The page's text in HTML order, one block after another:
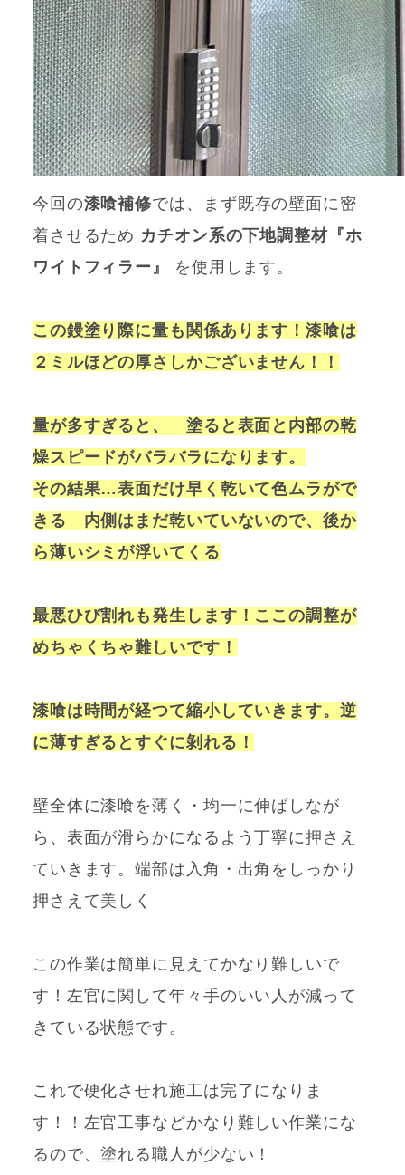
今回の漆喰補修では、まず既存の壁面に密
着させるため カチオン系の下地調整材『ホ
ワイトフィラー』
を使用します。
この鏝塗り際に量も関係あります！漆喰は
２ミルほどの厚さしかございません！！
量が多すぎると、 塗ると表面と内部の乾
燥スピードがバラバラになります。
その結果…表面だけ早く乾いて色ムラがで
きる 内側はまだ乾いていないので、後か
ら薄いシミが浮いてくる
最悪ひび割れも発生します！ここの調整が
めちゃくちゃ難しいです！
漆喰は時間が経つて縮小していきます。逆
に薄すぎるとすぐに剝れる！
壁全体に漆喰を薄く・均一に伸ばしなが
ら、表面が滑らかになるよう丁寧に押さえ
ていきます。端部は入角・出角をしっかり
押さえて美しく
この作業は簡単に見えてかなり難しいで
す！左官に関して年々手のいい人が減って
きている状態です。
これで硬化させれ施工は完了になりま
す！！左官工事などかなり難しい作業にな
るので、塗れる職人が少ない！